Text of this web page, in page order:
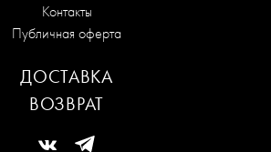
Контакты
Публичная оферта
ДОСТАВКА
ВОЗВРАТ